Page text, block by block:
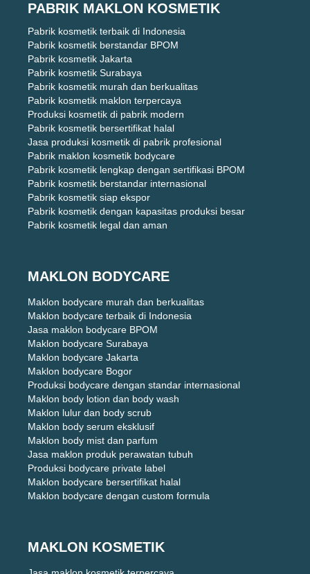
PABRIK MAKLON KOSMETIK
Pabrik kosmetik terbaik di Indonesia
Pabrik kosmetik berstandar BPOM
Pabrik kosmetik Jakarta
Pabrik kosmetik Surabaya
Pabrik kosmetik murah dan berkualitas
Pabrik kosmetik maklon terpercaya
Produksi kosmetik di pabrik modern
Pabrik kosmetik bersertifikat halal
Jasa produksi kosmetik di pabrik profesional
Pabrik maklon kosmetik bodycare
Pabrik kosmetik lengkap dengan sertifikasi BPOM
Pabrik kosmetik berstandar internasional
Pabrik kosmetik siap ekspor
Pabrik kosmetik dengan kapasitas produksi besar
Pabrik kosmetik legal dan aman
MAKLON BODYCARE
Maklon bodycare murah dan berkualitas
Maklon bodycare terbaik di Indonesia
Jasa maklon bodycare BPOM
Maklon bodycare Surabaya
Maklon bodycare Jakarta
Maklon bodycare Bogor
Produksi bodycare dengan standar internasional
Maklon body lotion dan body wash
Maklon lulur dan body scrub
Maklon body serum eksklusif
Maklon body mist dan parfum
Jasa maklon produk perawatan tubuh
Produksi bodycare private label
Maklon bodycare bersertifikat halal
Maklon bodycare dengan custom formula
MAKLON KOSMETIK